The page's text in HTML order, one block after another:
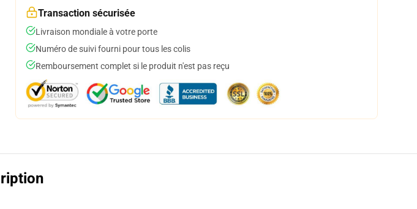
Transaction sécurisée
Livraison mondiale à votre porte
Numéro de suivi fourni pour tous les colis
Remboursement complet si le produit n'est pas reçu